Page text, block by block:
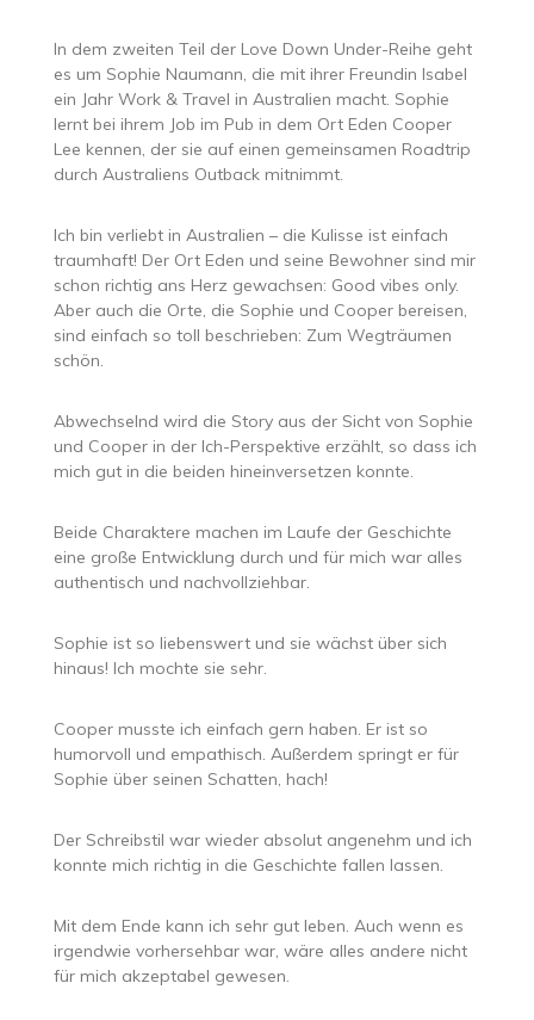
In dem zweiten Teil der Love Down Under-Reihe geht
es um Sophie Naumann, die mit ihrer Freundin Isabel
ein Jahr Work & Travel in Australien macht. Sophie
lernt bei ihrem Job im Pub in dem Ort Eden Cooper
Lee kennen, der sie auf einen gemeinsamen Roadtrip
durch Australiens Outback mitnimmt.
Ich bin verliebt in Australien – die Kulisse ist einfach
traumhaft! Der Ort Eden und seine Bewohner sind mir
schon richtig ans Herz gewachsen: Good vibes only.
Aber auch die Orte, die Sophie und Cooper bereisen,
sind einfach so toll beschrieben: Zum Wegträumen
schön.
Abwechselnd wird die Story aus der Sicht von Sophie
und Cooper in der Ich-Perspektive erzählt, so dass ich
mich gut in die beiden hineinversetzen konnte.
Beide Charaktere machen im Laufe der Geschichte
eine große Entwicklung durch und für mich war alles
authentisch und nachvollziehbar.
Sophie ist so liebenswert und sie wächst über sich
hinaus! Ich mochte sie sehr.
Cooper musste ich einfach gern haben. Er ist so
humorvoll und empathisch. Außerdem springt er für
Sophie über seinen Schatten, hach!
Der Schreibstil war wieder absolut angenehm und ich
konnte mich richtig in die Geschichte fallen lassen.
Mit dem Ende kann ich sehr gut leben. Auch wenn es
irgendwie vorhersehbar war, wäre alles andere nicht
für mich akzeptabel gewesen.